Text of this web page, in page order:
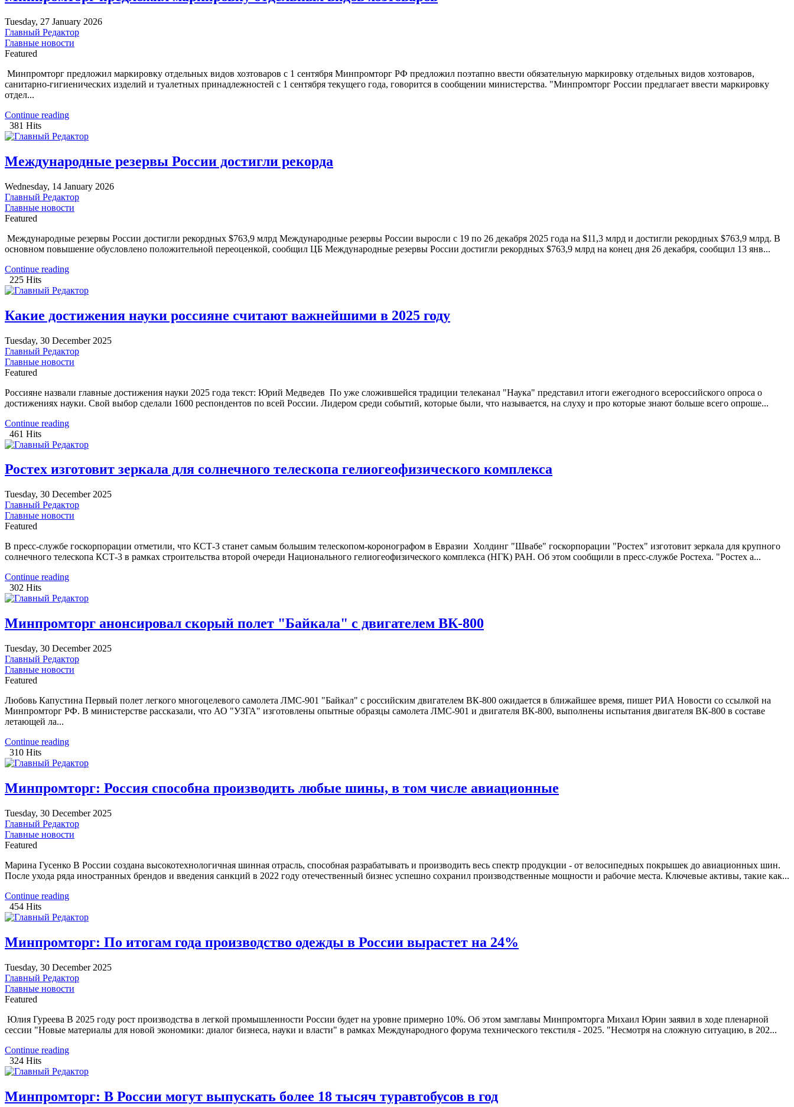
Tuesday, 27 January 2026
Главный Редактор
Главные новости
Featured
Минпромторг предложил маркировку отдельных видов хозтоваров с 1 сентября Минпромторг РФ предложил поэтапно ввести обязательную маркировку отдельных видов хозтоваров,
санитарно-гигиенических изделий и туалетных принадлежностей с 1 сентября текущего года, говорится в сообщении министерства. "Минпромторг России предлагает ввести маркировку
отдел...
Continue reading
381 Hits
Международные резервы России достигли рекорда
Wednesday, 14 January 2026
Главный Редактор
Главные новости
Featured
Международные резервы России достигли рекордных $763,9 млрд Международные резервы России выросли с 19 по 26 декабря 2025 года на $11,3 млрд и достигли рекордных $763,9 млрд. В
основном повышение обусловлено положительной переоценкой, сообщил ЦБ Международные резервы России достигли рекордных $763,9 млрд на конец дня 26 декабря, сообщил 13 янв...
Continue reading
225 Hits
Какие достижения науки россияне считают важнейшими в 2025 году
Tuesday, 30 December 2025
Главный Редактор
Главные новости
Featured
Россияне назвали главные достижения науки 2025 года текст: Юрий Медведев По уже сложившейся традиции телеканал "Наука" представил итоги ежегодного всероссийского опроса о
достижениях науки. Свой выбор сделали 1600 респондентов по всей России. Лидером среди событий, которые были, что называется, на слуху и про которые знают больше всего опроше...
Continue reading
461 Hits
Ростех изготовит зеркала для солнечного телескопа гелиогеофизического комплекса
Tuesday, 30 December 2025
Главный Редактор
Главные новости
Featured
В пресс-службе госкорпорации отметили, что КСТ-3 станет самым большим телескопом-коронографом в Евразии Холдинг "Швабе" госкорпорации "Ростех" изготовит зеркала для крупного
солнечного телескопа КСТ-3 в рамках строительства второй очереди Национального гелиогеофизического комплекса (НГК) РАН. Об этом сообщили в пресс-службе Ростеха. "Ростех а...
Continue reading
302 Hits
Минпромторг анонсировал скорый полет "Байкала" с двигателем ВК-800
Tuesday, 30 December 2025
Главный Редактор
Главные новости
Featured
Любовь Капустина Первый полет легкого многоцелевого самолета ЛМС-901 "Байкал" с российским двигателем ВК-800 ожидается в ближайшее время, пишет РИА Новости со ссылкой на
Минпромторг РФ. В министерстве рассказали, что АО "УЗГА" изготовлены опытные образцы самолета ЛМС-901 и двигателя ВК-800, выполнены испытания двигателя ВК-800 в составе
летающей ла...
Continue reading
310 Hits
Минпромторг: Россия способна производить любые шины, в том числе авиационные
Tuesday, 30 December 2025
Главный Редактор
Главные новости
Featured
Марина Гусенко В России создана высокотехнологичная шинная отрасль, способная разрабатывать и производить весь спектр продукции - от велосипедных покрышек до авиационных шин.
После ухода ряда иностранных брендов и введения санкций в 2022 году отечественный бизнес успешно сохранил производственные мощности и рабочие места. Ключевые активы, такие как...
Continue reading
454 Hits
Минпромторг: По итогам года производство одежды в России вырастет на 24%
Tuesday, 30 December 2025
Главный Редактор
Главные новости
Featured
Юлия Гуреева В 2025 году рост производства в легкой промышленности России будет на уровне примерно 10%. Об этом замглавы Минпромторга Михаил Юрин заявил в ходе пленарной
сессии "Новые материалы для новой экономики: диалог бизнеса, науки и власти" в рамках Международного форума технического текстиля - 2025. "Несмотря на сложную ситуацию, в 202...
Continue reading
324 Hits
Минпромторг: В России могут выпускать более 18 тысяч туравтобусов в год